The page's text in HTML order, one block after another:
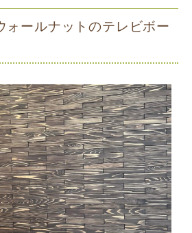
ォールナットのテレビボー